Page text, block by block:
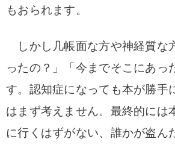
もおられます。
しかし几帳面な方や神経質な
ったの？」「今までそこにあっ
す。認知症になっても本が勝手
はまず考えません。最終的には
に行くはずがない、誰かが盗ん